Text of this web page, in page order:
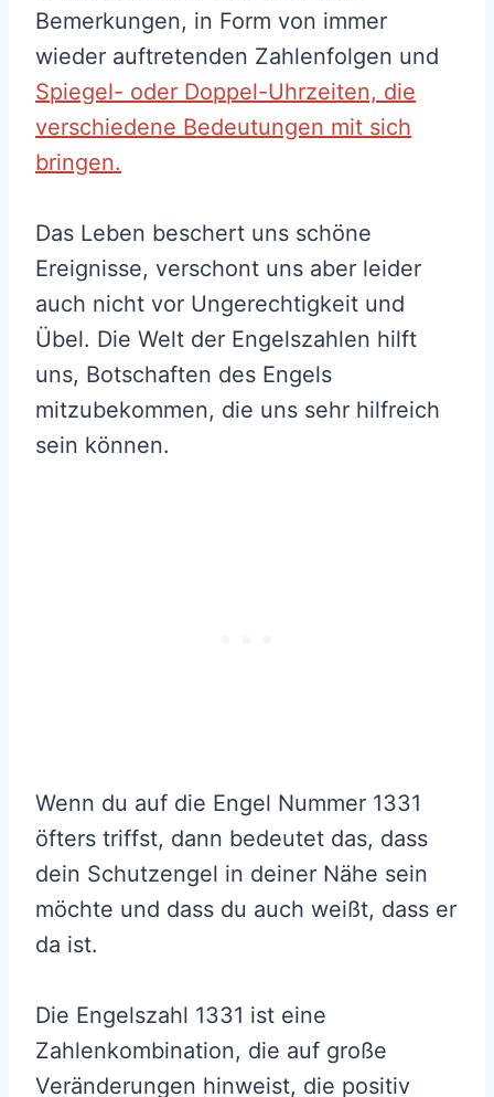
Bemerkungen, in Form von immer
wieder auftretenden Zahlenfolgen und
Spiegel- oder Doppel-Uhrzeiten, die
verschiedene Bedeutungen mit sich
bringen.
Das Leben beschert uns schöne
Ereignisse, verschont uns aber leider
auch nicht vor Ungerechtigkeit und
Übel. Die Welt der Engelszahlen hilft
uns, Botschaften des Engels
mitzubekommen, die uns sehr hilfreich
sein können.
Wenn du auf die Engel Nummer 1331
öfters triffst, dann bedeutet das, dass
dein Schutzengel in deiner Nähe sein
möchte und dass du auch weißt, dass er
da ist.
Die Engelszahl 1331 ist eine
Zahlenkombination, die auf große
Veränderungen hinweist, die positiv